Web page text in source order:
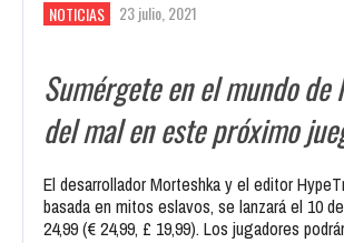
NOTICIAS 23 julio, 2021
Sumérgete en el mundo
del mal en este próximo
El desarrollador Morteshka y el editor
basada en mitos eslavos, se lanzará el 10
24,99 (€ 24,99, £ 19,99). Los jugadores